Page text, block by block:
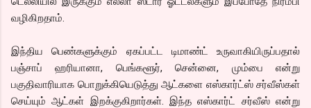
வழிகிறதாம்.
இந்திய பெண்களுக்கும் ஏகப்பட்ட டிமாண்ட் உருவாகியிருப்பதால்
பஞ்சாப் ஹரியானா, பெங்களூர், சென்னை, மும்பை என்று
பகுதிவாரியாக பொறுக்கியெடுத்து ஆட்களை எஸ்கார்ட்ஸ் சர்வீஸ்கள்
செய்யும் ஆட்கள் இறக்குகிறார்கள். இந்த எஸ்கார்ட் சர்வீஸ் என்று